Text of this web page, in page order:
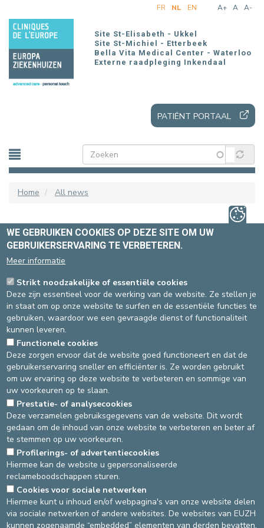
en
naar
inhoud
gaan
A+ A A-
FR NL EN
Site St-Elisabeth - Ukkel
Site St-Michiel - Etterbeek
Bella Vita Medical Center - Waterloo
Externe raadpleging Inkendaal
PATIËNT PORTAAL
Home All news
NIEUW! MAAK UW
AFSPRAKEN VOOR MRI-
ONDERZOEKEN IN DE
RADIOLOGIE ONLINE
onze diensten verder te verbeteren!
Voortaan kunnen afspraken voor uw
MRI-onderzoeken in de Radiologie
rechtstreeks online worden gemaakt,
eenvoudig en in slechts enkele klikken.
U kunt een afspraak maken via deze link.
Deze nieuwe mogelijkheid om online afspraken te maken biedt u
meer flexibiliteit en snelheid in uw zorgtraject.
DEVELOP / REDUCE
asbl Cliniques de l’Europe – Europa Ziekenhuizen vzw
N° d’entreprise : 0432011571
WE GEBRUIKEN COOKIES OP DEZE SITE OM UW
GEBRUIKERSERVARING TE VERBETEREN.
Meer informatie
Strikt noodzakelijke of essentiële cookies
Deze zijn essentieel voor de werking van de website. Ze stellen je
in staat om op onze website te surfen en de essentiële functies te
gebruiken, waardoor we een gevraagde dienst of functionaliteit
kunnen leveren.
Functionele cookies
Deze zorgen ervoor dat de website goed functioneert en dat de
gebruikerservaring sneller en efficiënter is. Ze worden gebruikt
om uw ervaring op deze website te verbeteren en sommige van
uw voorkeuren op te slaan.
Prestatie- of analysecookies
Deze verzamelen gebruiksgegevens van de website. Dit wordt
gedaan om de inhoud van onze website te verbeteren en beter af
te stemmen op uw voorkeuren.
Profilerings- of advertentiecookies
Hiermee kan de website u gepersonaliseerde
reclameboodschappen sturen.
Cookies voor sociale netwerken
Hiermee kunt u inhoud en/of webpagina's van onze website delen
via sociale netwerken of andere websites. De websites van EUZH
kunnen zogenaamde “embedded” elementen van derden bevatten,